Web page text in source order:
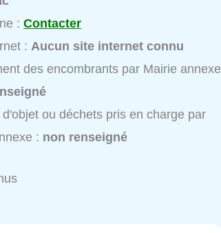
:Contacter
:Aucun site internet connu
des encombrants par Mairie annexe
ou déchets pris en charge par
: non renseigné